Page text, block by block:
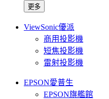
更多
ViewSonic優派
商用投影機
短焦投影機
雷射投影機
EPSON愛普生
EPSON旗艦館